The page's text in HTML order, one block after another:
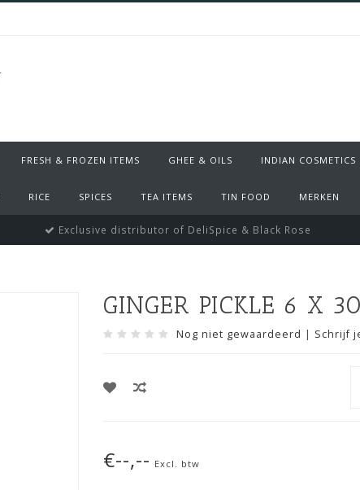
FRESH & FROZEN ITEMS GHEE & OILS INDIAN COSMETICS
RICE SPICES TEA ITEMS TIN FOOD MERKEN
Exclusive distributor of DeliSpice & Black Rose
GINGER PICKLE 6 X
Nog niet gewaardeerd | Schrijf
€--,-- Excl. btw